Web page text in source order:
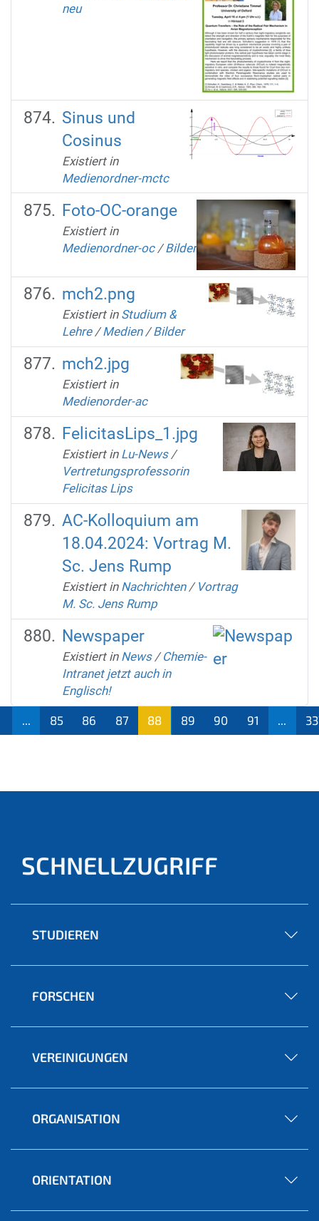
neu
Sinus und
Cosinus
Existiert in
Medienordner-mctc
Foto-OC-orange
Existiert in
Medienordner-oc /Bilder
mch2.png
Existiert in Studium &
Lehre /Medien /Bilder
mch2.jpg
Existiert in
Medienorder-ac
FelicitasLips_1.jpg
Existiert in Lu-News /
Vertretungsprofessorin
Felicitas Lips
AC-Kolloquium am
18.04.2024: Vortrag M.
Sc. Jens Rump
Existiert in Nachrichten / Vortrag
M. Sc. Jens Rump
Newspaper
Existiert in News /Chemie-
Intranet jetzt auch in
Englisch!
... 85 86 87
88
89 90 91 ...
SCHNELLZUGRIFF
STUDIEREN
FORSCHEN
VEREINIGUNGEN
ORGANISATION
ORIENTATION